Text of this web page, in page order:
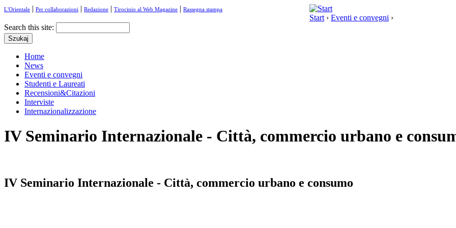
L'Orientale | Per collaborazioni | Redazione | Tirocinio al Web Magazine | Rassegna stampa
Start › Eventi e convegni ›
Search this site:
Home
News
Eventi e convegni
Studenti e Laureati
Recensioni&Citazioni
Interviste
Internazionalizzazione
IV Seminario Internazionale - Città, commercio urbano e
IV Seminario Internazionale - Città, commercio urbano e consumo